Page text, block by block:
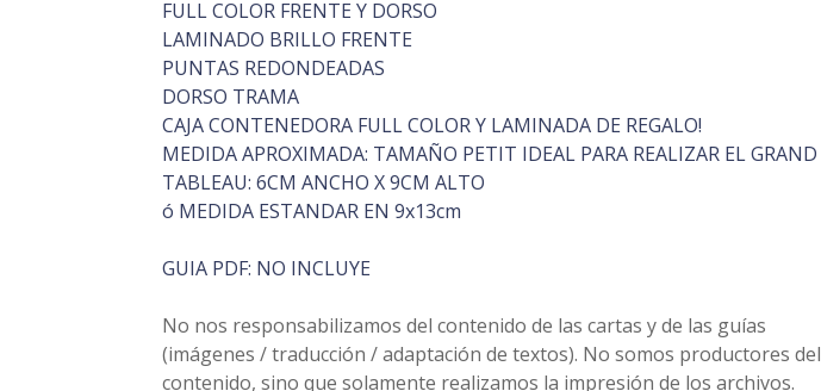
FULL COLOR FRENTE Y DORSO
LAMINADO BRILLO FRENTE
PUNTAS REDONDEADAS
DORSO TRAMA
CAJA CONTENEDORA FULL COLOR Y LAMINADA DE REGALO!
MEDIDA APROXIMADA: TAMAÑO PETIT IDEAL PARA REALIZAR EL GRAND
TABLEAU: 6CM ANCHO X 9CM ALTO
ó MEDIDA ESTANDAR EN 9x13cm
GUIA PDF: NO INCLUYE
No nos responsabilizamos del contenido de las cartas y de las guías
(imágenes / traducción / adaptación de textos). No somos productores del
contenido, sino que solamente realizamos la impresión de los archivos.